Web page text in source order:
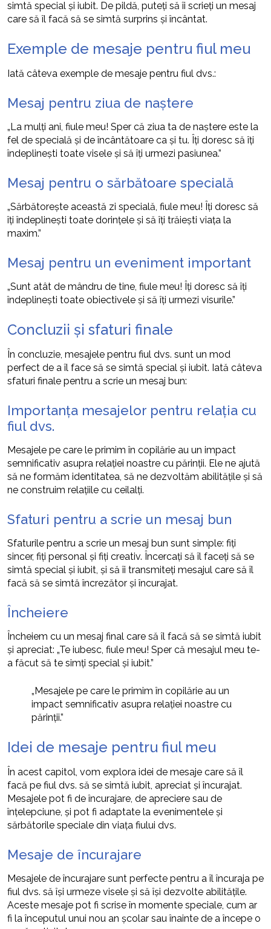
simtă special și iubit. De pildă, puteți să îi scrieți un mesaj
care să îl facă să se simtă surprins și încântat.
Exemple de mesaje pentru fiul meu
Iată câteva exemple de mesaje pentru fiul dvs.:
Mesaj pentru ziua de naștere
„La mulți ani, fiule meu! Sper că ziua ta de naștere este la
fel de specială și de încântătoare ca și tu. Îți doresc să îți
îndeplinești toate visele și să îți urmezi pasiunea.”
Mesaj pentru o sărbătoare specială
„Sărbătorește această zi specială, fiule meu! Îți doresc să
îți îndeplinești toate dorințele și să îți trăiești viața la
maxim.”
Mesaj pentru un eveniment important
„Sunt atât de mândru de tine, fiule meu! Îți doresc să îți
îndeplinești toate obiectivele și să îți urmezi visurile.”
Concluzii și sfaturi finale
În concluzie, mesajele pentru fiul dvs. sunt un mod
perfect de a îl face să se simtă special și iubit. Iată câteva
sfaturi finale pentru a scrie un mesaj bun:
Importanța mesajelor pentru relația cu
fiul dvs.
Mesajele pe care le primim în copilărie au un impact
semnificativ asupra relației noastre cu părinții. Ele ne ajută
să ne formăm identitatea, să ne dezvoltăm abilitățile și să
ne construim relațiile cu ceilalți.
Sfaturi pentru a scrie un mesaj bun
Sfaturile pentru a scrie un mesaj bun sunt simple: fiți
sincer, fiți personal și fiți creativ. Încercați să îl faceți să se
simtă special și iubit, și să îi transmiteți mesajul care să îl
facă să se simtă încrezător și încurajat.
Încheiere
Încheiem cu un mesaj final care să îl facă să se simtă iubit
și apreciat: „Te iubesc, fiule meu! Sper că mesajul meu te-
a făcut să te simți special și iubit.”
„Mesajele pe care le primim în copilărie au un
impact semnificativ asupra relației noastre cu
părinții.”
Idei de mesaje pentru fiul meu
În acest capitol, vom explora idei de mesaje care să îl
facă pe fiul dvs. să se simtă iubit, apreciat și încurajat.
Mesajele pot fi de încurajare, de apreciere sau de
înțelepciune, și pot fi adaptate la evenimentele și
sărbătorile speciale din viața fiului dvs.
Mesaje de încurajare
Mesajele de încurajare sunt perfecte pentru a îl încuraja pe
fiul dvs. să își urmeze visele și să își dezvolte abilitățile.
Aceste mesaje pot fi scrise în momente speciale, cum ar
fi la începutul unui nou an școlar sau înainte de a începe o